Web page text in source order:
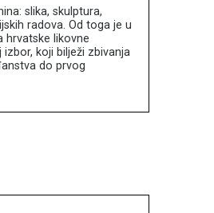
slika, skulptura,
radova. Od toga je u
hrvatske likovne
koji bilježi zbivanja
do prvog